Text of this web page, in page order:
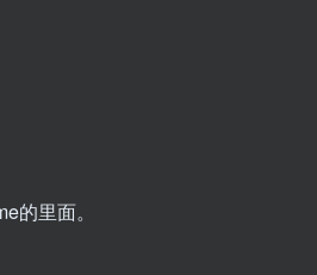
的里面。